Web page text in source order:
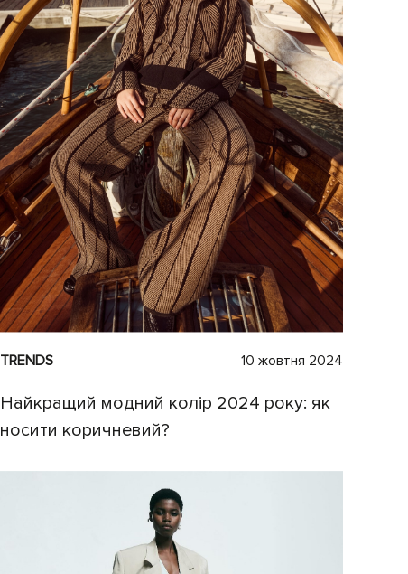
TRENDS 10 жовтня 2024
Найкращий модний колір 2024 року: як
носити коричневий?